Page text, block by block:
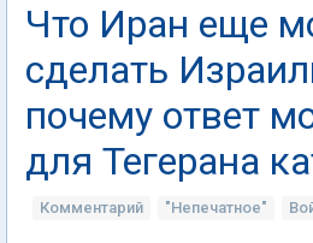
Что Иран еще
сделать
почему ответ
для Тегерана
Комментарий "Непечатное"